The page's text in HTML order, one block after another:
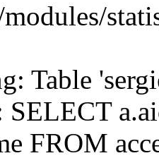
Table
SELECT
FROM